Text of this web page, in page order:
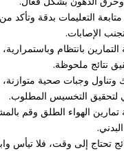
التعليمات بدقة وتأكد
الإصابات.
بانتظام
نتائج ملحوظة.
وتناول وجبات صحية
لتحقيق التخسيس المطلوب.
تمارين الهواء الطلق وقم
تحتاج إلى وقت، فلا تيأس